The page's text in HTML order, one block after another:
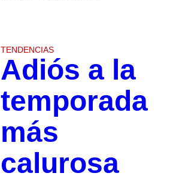
TENDENCIAS
Adiós a la
temporada
más
calurosa